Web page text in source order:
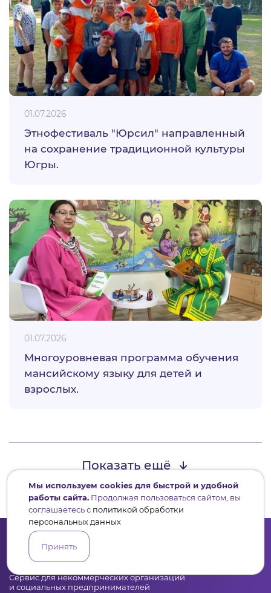
01.07.2026
Этнофестиваль "Юрсил" направленный
на сохранение традиционной культуры
Югры.
01.07.2026
Многоуровневая программа обучения
мансийскому языку для детей и
взрослых.
Показать ещё
Сервис для некоммерческих организаций
и социальных предпринимателей
Мы используем cookies для быстрой и удобной
работы сайта. Продолжая пользоваться сайтом, вы
соглашаетесь с политикой обработки
персональных данных
Принять